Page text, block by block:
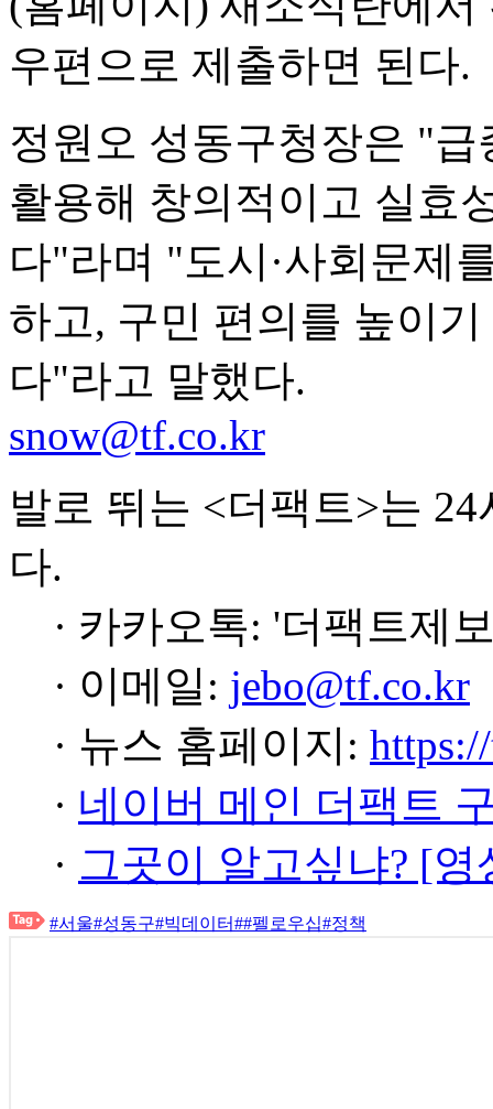
우편으로 제출하면 된다.
정원오 성동구청장은 "
활용해 창의적이고 실효
다"라며 "도시·사회문제
하고, 구민 편의를 높이
다"라고 말했다.
snow@tf.co.kr
발로 뛰는 <더팩트>는
다.
· 카카오톡: '더팩트제
· 이메일: jebo@tf.co.kr
· 뉴스 홈페이지:
· 네이버 메인 더팩트
· 그곳이 알고싶냐? [
#서울#성동구#빅데이터##펠로우십#정책